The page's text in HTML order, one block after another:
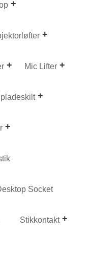
Mic Lifter
Socket
Stikkontakt